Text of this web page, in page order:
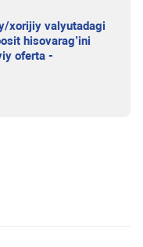
xorijiy valyutadagi
hisovarag’ini
oferta -